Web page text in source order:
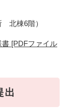
北棟6階）
[PDFファイル
出